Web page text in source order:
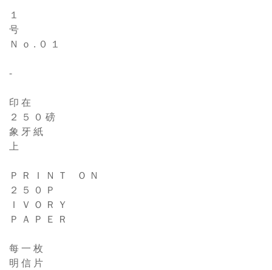
１
号
Ｎ ｏ . ０ １
-
印 在
２ ５ ０ 磅
象 牙 紙
上
Ｐ Ｒ Ｉ Ｎ Ｔ Ｏ Ｎ
２ ５ ０ Ｐ
Ｉ Ｖ Ｏ Ｒ Ｙ
Ｐ Ａ Ｐ Ｅ Ｒ
每 一 枚
明 信 片